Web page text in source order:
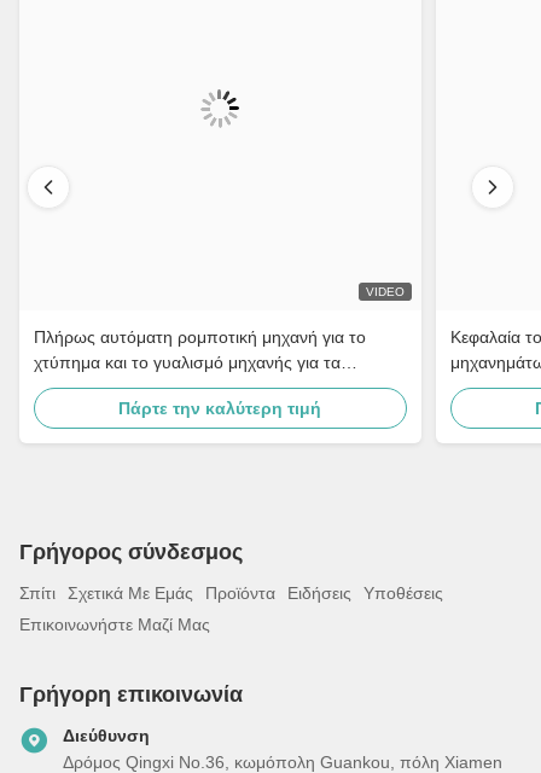
VIDEO
Πλήρως αυτόματη ρομποτική μηχανή για το
χτύπημα και το γυαλισμό μηχανής για τα
εξαρτήματα μοτοσυκλέτας χάλκινη βρύση υλικού
πόρτας λαβήΠάρτε την καλύτερη τιμή
Κεφαλαία
Screen
Γρήγορος σύνδεσμος
Σπίτι Σχετικά Με Εμάς Προϊόντα Ειδήσεις
Υποθέσεις
Επικοινωνήστε Μαζί Μας
Γρήγορη επικοινωνία
Διεύθυνση
Δρόμος Qingxi No.36, κωμόπολη Guankou, πόλη Xiamen